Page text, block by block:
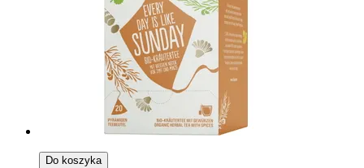
Do koszyka